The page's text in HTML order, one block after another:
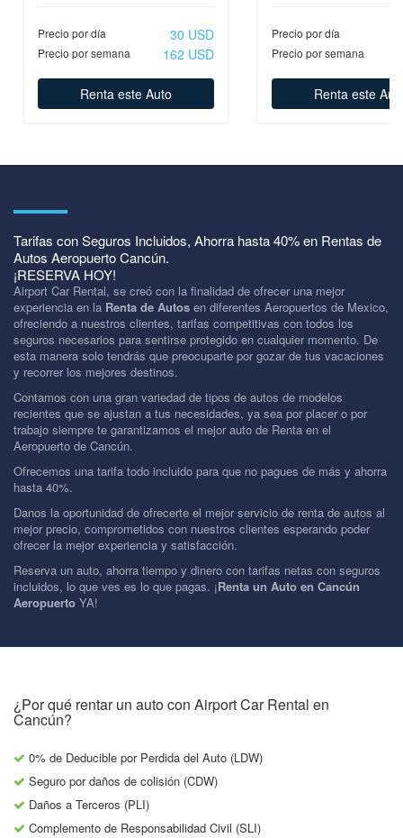
Precio por día 30 USD
Precio por semana 162 USD
Renta este Auto
Precio por día
Precio por semana
Renta este
Tarifas con Seguros Incluidos, Ahorra hasta 40% en Rentas de
Autos Aeropuerto Cancún.
¡RESERVA HOY!
Airport Car Rental, se creó con la finalidad de ofrecer una mejor
experiencia en la Renta de Autos en diferentes Aeropuertos de Mexico,
ofreciendo a nuestros clientes, tarifas competitivas con todos los
seguros necesarios para sentirse protegido en cualquier momento. De
esta manera solo tendrás que preocuparte por gozar de tus vacaciones
y recorrer los mejores destinos.
Contamos con una gran variedad de tipos de autos de modelos
recientes que se ajustan a tus necesidades, ya sea por placer o por
trabajo siempre te garantizamos el mejor auto de Renta en el
Aeropuerto de Cancún.
Ofrecemos una tarifa todo incluido para que no pagues de más y ahorra
hasta 40%.
Danos la oportunidad de ofrecerte el mejor servicio de renta de autos al
mejor precio, comprometidos con nuestros clientes esperando poder
ofrecer la mejor experiencia y satisfacción.
Reserva un auto, ahorra tiempo y dinero con tarifas netas con seguros
incluidos, lo que ves es lo que pagas. ¡Renta un Auto en Cancún
Aeropuerto YA!
¿Por qué rentar un auto con Airport Car Rental en
Cancún?
0% de Deducible por Perdida del Auto (LDW)
Seguro por daños de colisión (CDW)
Daños a Terceros (PLI)
Complemento de Responsabilidad Civil (SLI)